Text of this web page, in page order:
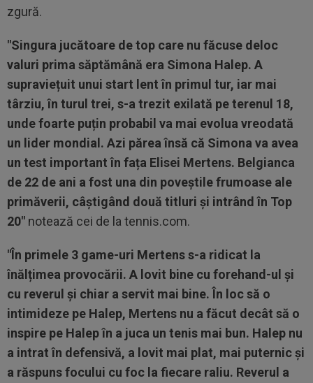
zgură.
"Singura jucătoare de top care nu făcuse deloc
valuri prima săptămână era Simona Halep. A
supraviețuit unui start lent în primul tur, iar mai
târziu, în turul trei, s-a trezit exilată pe terenul 18,
unde foarte puțin probabil va mai evolua vreodată
un lider mondial. Azi părea însă că Simona va avea
un test important în fața Elisei Mertens. Belgianca
de 22 de ani a fost una din poveștile frumoase ale
primăverii, câștigând două titluri și intrând în Top
20" notează cei de la tennis.com.
"În primele 3 game-uri Mertens s-a ridicat la
înălțimea provocării. A lovit bine cu forehand-ul și
cu reverul și chiar a servit mai bine. În loc să o
intimideze pe Halep, Mertens nu a făcut decât să o
inspire pe Halep în a juca un tenis mai bun. Halep nu
a intrat în defensivă, a lovit mai plat, mai puternic și
a răspuns focului cu foc la fiecare raliu. Reverul a